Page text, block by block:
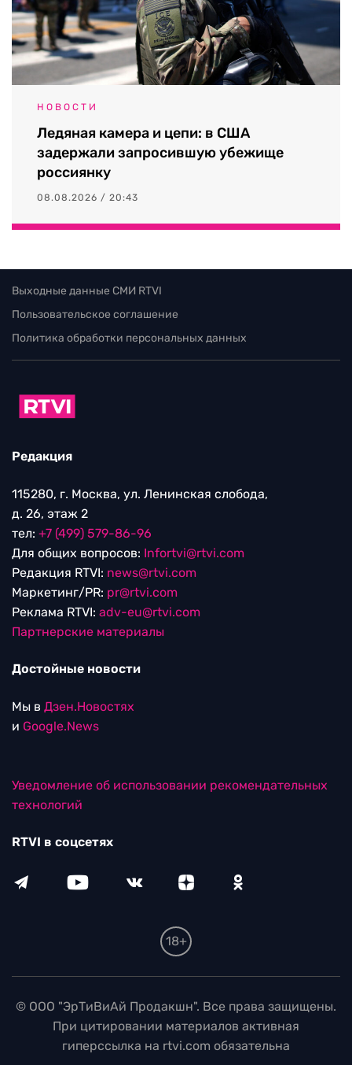
НОВОСТИ
Ледяная камера и цепи: в США
задержали запросившую убежище
россиянку
08.08.2026 / 20:43
Выходные данные СМИ RTVI
Пользовательское соглашение
Политика обработки персональных данных
Редакция
115280, г. Москва, ул. Ленинская слобода,
д. 26, этаж 2
тел: +7 (499) 579-86-96
Для общих вопросов: Infortvi@rtvi.com
Редакция RTVI: news@rtvi.com
Маркетинг/PR: pr@rtvi.com
Реклама RTVI: adv-eu@rtvi.com
Партнерские материалы
Достойные новости
Мы в Дзен.Новостях
и Google.News
Уведомление об использовании рекомендательных
технологий
RTVI в соцсетях
18+
© ООО "ЭрТиВиАй Продакшн". Все права защищены.
При цитировании материалов активная
гиперссылка на rtvi.com обязательна